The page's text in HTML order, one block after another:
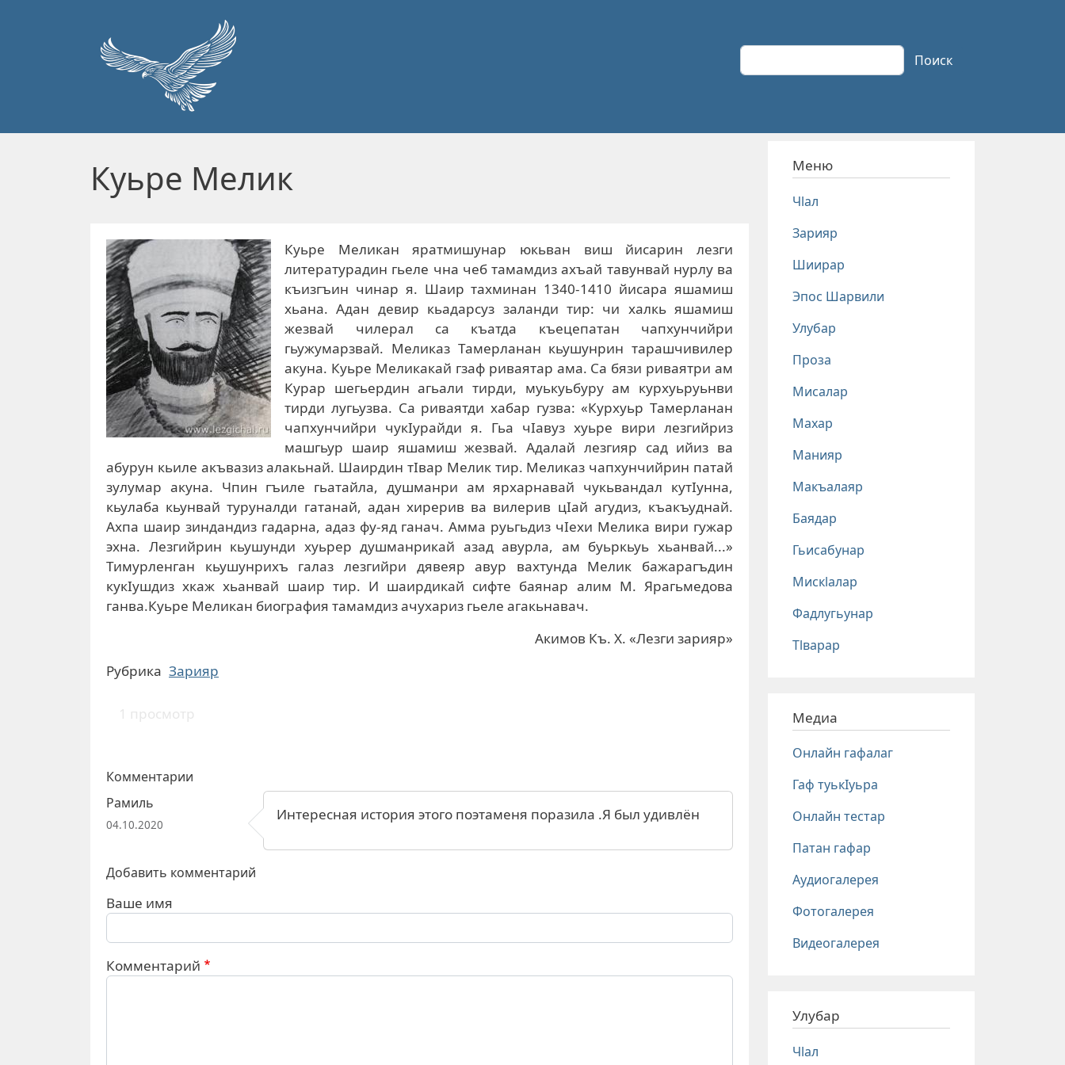
Поиск Поиск
Куьре Мелик
Куьре Меликан яратмишунар юкьван виш йисарин лезги
литературадин гьеле чна чеб тамамдиз ахъай тавунвай нурлу ва
къизгъин чинар я. Шаир тахминан 1340-1410 йисара яшамиш
хьана. Адан девир кьадарсуз заланди тир: чи халкь яшамиш
жезвай чилерал са къатда къецепатан чапхунчийри
гьужумарзвай. Меликаз Тамерланан кьушунрин тарашчивилер
акуна. Куьре Меликакай гзаф риваятар ама. Са бязи риваятри ам
Курар шегьердин агьали тирди, муькуьбуру ам курхуьруьнви
тирди лугьузва. Са риваятди хабар гузва: «Курхуьр Тамерланан
чапхунчийри чукIурайди я. Гьа чIавуз хуьре вири лезгийриз
машгьур шаир яшамиш жезвай. Адалай лезгияр сад ийиз ва
абурун кьиле акъвазиз алакьнай. Шаирдин тIвар Мелик тир. Меликаз чапхунчийрин патай
зулумар акуна. Чпин гъиле гьатайла, душманри ам ярхарнавай чукьвандал кутIунна,
кьулаба кьунвай туруналди гатанай, адан хирерив ва вилерив цIай агудиз, къакъуднай.
Ахпа шаир зиндандиз гадарна, адаз фу-яд ганач. Амма руьгьдиз чIехи Мелика вири гужар
эхна. Лезгийрин кьушунди хуьрер душманрикай азад авурла, ам буьркьуь хьанвай...»
Тимурленган кьушунрихъ галаз лезгийри дявеяр авур вахтунда Мелик бажарагъдин
кукIушдиз хкаж хьанвай шаир тир. И шаирдикай сифте баянар алим М. Ярагьмедова
ганва.Куьре Меликан биография тамамдиз ачухариз гьеле агакьнавач.
Акимов Къ. Х. «Лезги зарияр»
Рубрика Зарияр
1 просмотр
Комментарии
Рамиль
04.10.2020
Интересная история этого поэтаменя поразила .Я был удивлён
Добавить комментарий
Ваше имя
Комментарий
Меню
Чlал
Зарияр
Шиирар
Эпос Шарвили
Улубар
Проза
Мисалар
Махар
Манияр
Макъалаяр
Баядар
Гьисабунар
Мискlалар
Фадлугьунар
Тlварар
Медиа
Онлайн гафалаг
Гаф туькIуьра
Онлайн тестар
Патан гафар
Аудиогалерея
Фотогалерея
Видеогалерея
Улубар
Чlал